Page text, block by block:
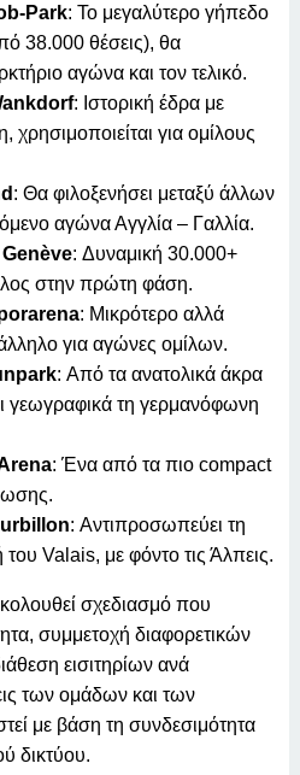
Park: Το μεγαλύτερο γήπεδο
38.000 θέσεις), θα
αγώνα και τον τελικό.
: Ιστορική έδρα με
χρησιμοποιείται για ομίλους
: Θα φιλοξενήσει μεταξύ άλλων
αγώνα Αγγλία – Γαλλία.
: Δυναμική 30.000+
στην πρώτη φάση.
: Μικρότερο αλλά
για αγώνες ομίλων.
: Από τα ανατολικά άκρα
γεωγραφικά τη γερμανόφωνη
: Ένα από τα πιο compact
: Αντιπροσωπεύει τη
Valais, με φόντο τις Άλπεις.
σχεδιασμό που
συμμετοχή διαφορετικών
εισιτηρίων ανά
των ομάδων και των
με βάση τη συνδεσιμότητα
δικτύου.